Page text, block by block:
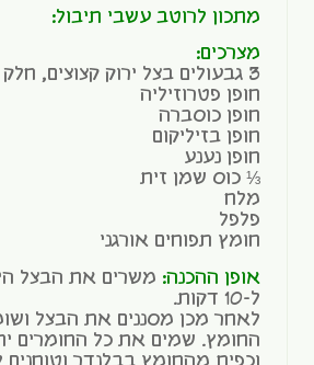
מתכון לרוטב עשבי תיבול:
מצרכים:
3 גבעולים בצל ירוק קצוצים, חלק לבן וירוק
חופן פטרוזיליה
חופן כוסברה
חופן בזיליקום
חופן נענע
⅓ כוס שמן זית
מלח
פלפל
חומץ תפוחים אורגני
אופן ההכנה: משרים את הבצל
ל-10 דקות.
לאחר מכן מסננים את הבצל
החומץ. שמים את כל החומרים